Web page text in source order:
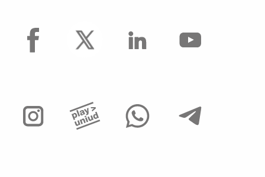
facebook